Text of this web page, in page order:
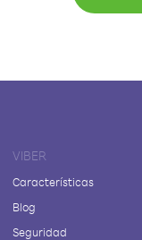
VIBER
Características
Blog
Seguridad